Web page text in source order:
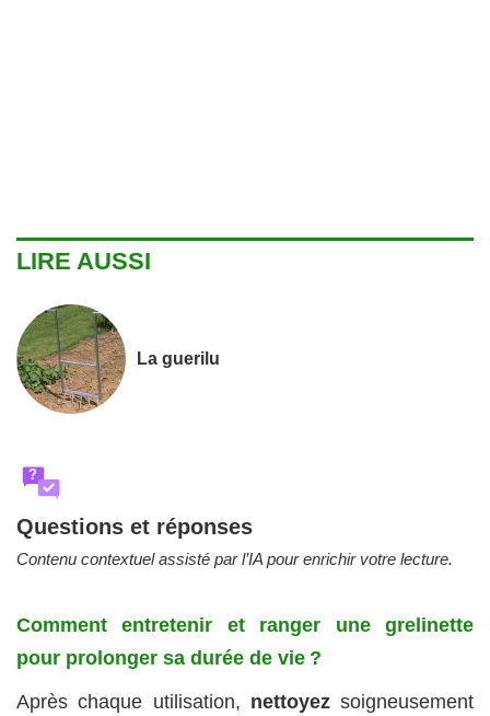
LIRE AUSSI
La guerilu
?
Questions et réponses
Contenu contextuel assisté par l’IA pour enrichir votre lecture.
Comment entretenir et ranger une grelinette
pour prolonger sa durée de vie ?
Après chaque utilisation, nettoyezsoigneusement